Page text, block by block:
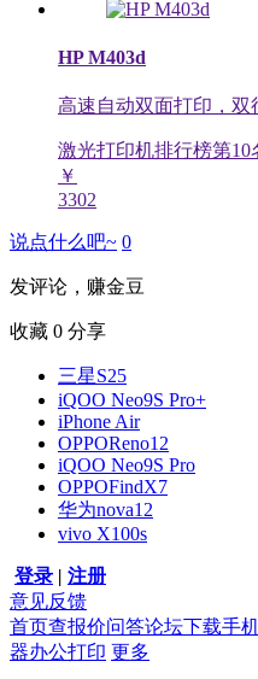
HP M403d
高速自动双面打印，双
激光打印机排行榜第10
￥
3302
说点什么吧~ 0
发评论，赚金豆
收藏 0 分享
三星S25
iQOO Neo9S Pro+
iPhone Air
OPPOReno12
iQOO Neo9S Pro
OPPOFindX7
华为nova12
vivo X100s
登录 | 注册
意见反馈
首页查报价问答论坛下载手
器办公打印 更多